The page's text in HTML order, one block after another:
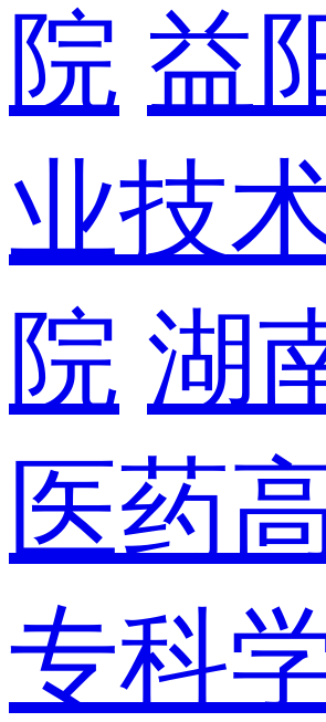
院 益
业技
院 湖
医药
专科